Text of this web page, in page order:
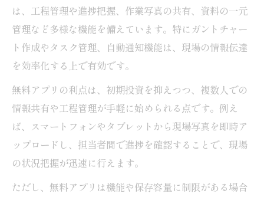
は、工程管理や進捗把握、作業写真の共有、資料の一元
管理など多様な機能を備えています。特にガントチャー
ト作成やタスク管理、自動通知機能は、現場の情報伝達
を効率化する上で有効です。
無料アプリの利点は、初期投資を抑えつつ、複数人での
情報共有や工程管理が手軽に始められる点です。例え
ば、スマートフォンやタブレットから現場写真を即時ア
ップロードし、担当者間で進捗を確認することで、現場
の状況把握が迅速に行えます。
ただし、無料アプリは機能や保存容量に制限がある場合